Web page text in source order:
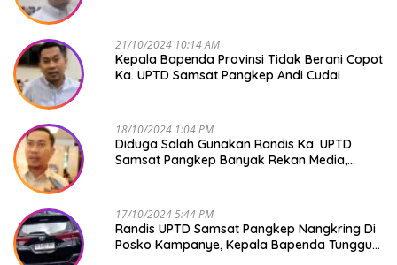
21/10/2024 10:14 AM
Kepala Bapenda Provinsi Tidak Berani Copot
Ka. UPTD Samsat Pangkep Andi Cudai
18/10/2024 1:04 PM
Diduga Salah Gunakan Randis Ka. UPTD
Samsat Pangkep Banyak Rekan Media,
17/10/2024 5:44 PM
Randis UPTD Samsat Pangkep Nangkring Di
Posko Kampanye, Kepala Bapenda Tunggu